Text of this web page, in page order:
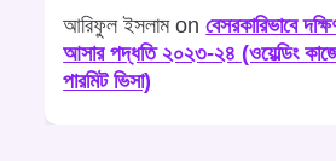
আরিফুল ইসলামonবেসরকারিভাবে
আসার পদ্ধতি ২০২৩-২৪ (ওয়েল্ডিং
পারমিট ভিসা)